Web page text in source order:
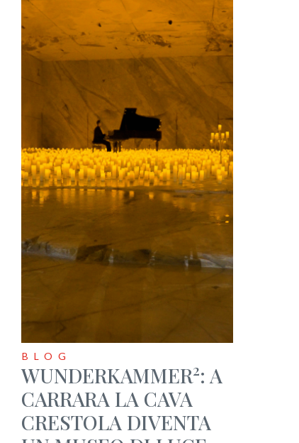
BLOG
WUNDERKAMMER2: A
CARRARA LA CAVA
CRESTOLA DIVENTA